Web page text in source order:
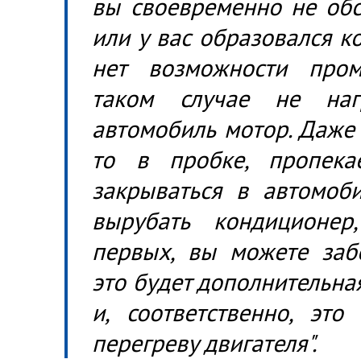
вы своевременно не
или у вас образовался
нет возможности
таком случае не
автомобиль мотор. Даже
то в пробке,
закрываться в
вырубать
первых, вы можете
это будет
и, соответственно,
перегреву двигателя".